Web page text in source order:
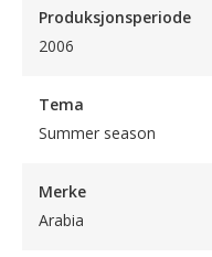
Produksjonsperiode
2006
Tema
Summer season
Merke
Arabia